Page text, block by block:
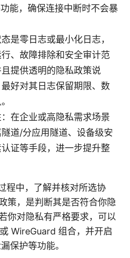
能，确保连接中断时不会暴
是零日志或最小化日志，
、故障排除和安全审计范
提供透明的隐私政策说
好对其日志保留期限、数
在企业或高隐私需求场景
道/分应用隧道、设备级安
证等手段，进一步提升整
程中，了解并核对所选协
策，是判断其是否符合你隐
你对隐私有严格要求，可以
WireGuard 组合，并开启
保护等功能。